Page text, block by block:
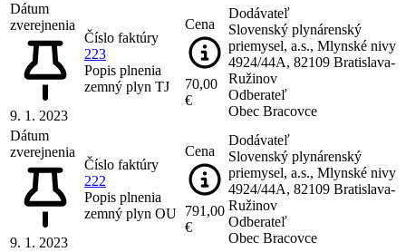
Dátum
zverejnenia
9. 1. 2023
Číslo faktúry
223
Popis plnenia
zemný plyn TJ
Cena
70,00
€
Dodávateľ
Slovenský plynárenský
priemysel, a.s., Mlynské nivy
4924/44A, 82109 Bratislava-
Ružinov
Odberateľ
Obec Bracovce
Dátum
zverejnenia
9. 1. 2023
Číslo faktúry
222
Popis plnenia
zemný plyn OU
Cena
791,00
€
Dodávateľ
Slovenský plynárenský
priemysel, a.s., Mlynské nivy
4924/44A, 82109 Bratislava-
Ružinov
Odberateľ
Obec Bracovce